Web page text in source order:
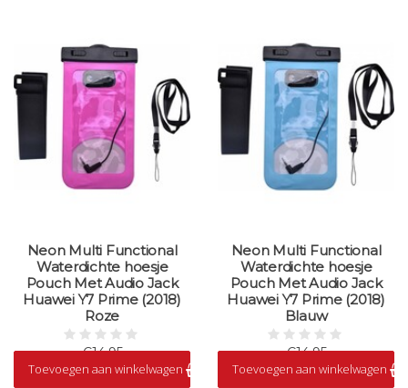
Neon Multi Functional
Waterdichte hoesje
Pouch Met Audio Jack
Huawei Y7 Prime (2018)
Roze
€14,95
Op voorraad
Toevoegen aan winkelwagen
Neon Multi Functional
Waterdichte hoesje
Pouch Met Audio Jack
Huawei Y7 Prime (2018)
Blauw
€14,95
Op voorraad
Toevoegen aan winkelwagen